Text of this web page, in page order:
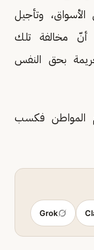
وتأجيل
أنّ مخالفة تلك
بحق النفس
المواطن فكسب
Grok